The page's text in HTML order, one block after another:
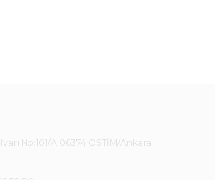
No:101/A 06374 OSTİM/Ankara